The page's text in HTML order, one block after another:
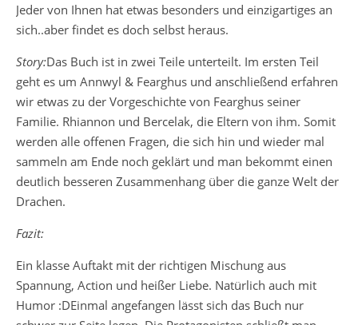
Jeder von Ihnen hat etwas besonders und einzigartiges an
sich..aber findet es doch selbst heraus.
Story:Das Buch ist in zwei Teile unterteilt. Im ersten Teil
geht es um Annwyl & Fearghus und anschließend erfahren
wir etwas zu der Vorgeschichte von Fearghus seiner
Familie. Rhiannon und Bercelak, die Eltern von ihm. Somit
werden alle offenen Fragen, die sich hin und wieder mal
sammeln am Ende noch geklärt und man bekommt einen
deutlich besseren Zusammenhang über die ganze Welt der
Drachen.
Fazit:
Ein klasse Auftakt mit der richtigen Mischung aus
Spannung, Action und heißer Liebe. Natürlich auch mit
Humor :DEinmal angefangen lässt sich das Buch nur